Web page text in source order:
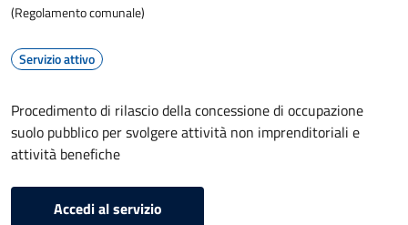
(Regolamento comunale)
Servizio attivo
Procedimento di rilascio della concessione di occupazione
suolo pubblico per svolgere attività non imprenditoriali e
attività benefiche
Accedi al servizio